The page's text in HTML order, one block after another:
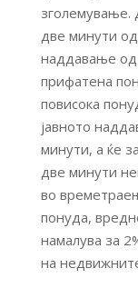
зголемување.
две минути
наддавање од
прифатена
повисока
јавното
минути, а ќе
две минути
во
понуда,
намалува за
на